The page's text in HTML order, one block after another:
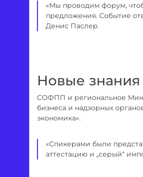
«Мы проводим форум,
предложения. Событие
Денис Паслер.
Новые знания
СОФПП и региональное
бизнеса и надзорных
экономика».
«Спикерами были
аттестацию и „серый“